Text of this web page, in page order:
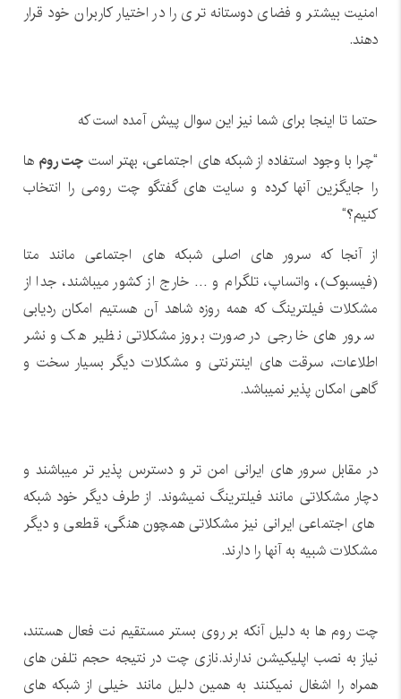
امنیت بیشتر و فضای دوستانه تری را در اختیار کاربران خود قرار
دهند.
حتما تا اینجا برای شما نیز این سوال پیش آمده است که
“چرا با وجود استفاده از شبکه های اجتماعی، بهتر است چت روم ها
را جایگزین آنها کرده و سایت های گفتگو چت رومی را انتخاب
کنیم؟“
از آنجا که سرور های اصلی شبکه های اجتماعی مانند متا
(فیسبوک)، واتساپ، تلگرام و … خارج از کشور میباشند، جدا از
مشکلات فیلترینگ که همه روزه شاهد آن هستیم امکان ردیابی
سرور های خارجی در صورت بروز مشکلاتی نظیر هک و نشر
اطلاعات، سرقت های اینترنتی و مشکلات دیگر بسیار سخت و
گاهی امکان پذیر نمیباشد.
در مقابل سرور های ایرانی امن تر و دسترس پذیر تر میباشند و
دچار مشکلاتی مانند فیلترینگ نمیشوند. از طرف دیگر خود شبکه
های اجتماعی ایرانی نیز مشکلاتی همچون هنگی، قطعی و دیگر
مشکلات شبیه به آنها را دارند.
چت روم ها به دلیل آنکه بر روی بستر مستقیم نت فعال هستند،
نیاز به نصب اپلیکیشن ندارند.نازی چت در نتیجه حجم تلفن های
همراه را اشغال نمیکنند به همین دلیل مانند خیلی از شبکه های